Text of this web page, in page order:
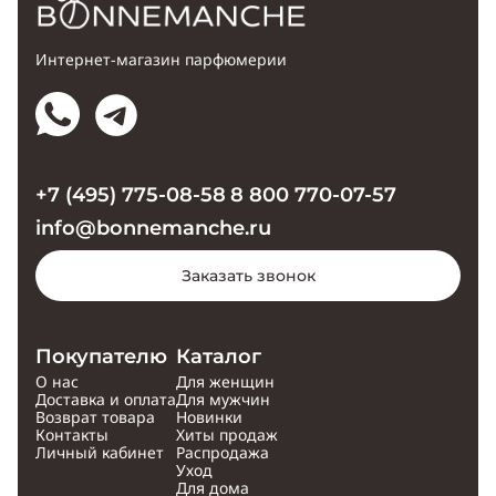
Интернет-магазин парфюмерии
Покупателю
О нас
Доставка и оплата
Возврат товара
Контакты
Личный кабинет
Каталог
Для женщин
Для мужчин
Новинки
Хиты продаж
Распродажа
Уход
Для дома
+7 (495) 775-08-58 8 800 770-07-57
info@bonnemanche.ru
Заказать звонок